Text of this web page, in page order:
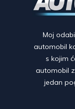
Moj
automobil
s kojim
automobil
jedan